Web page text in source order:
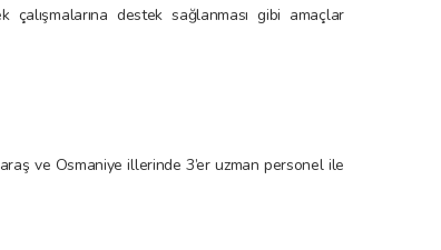
destek sağlanması gibi amaçlar
ve Osmaniye illerinde 3’er uzman personel ile